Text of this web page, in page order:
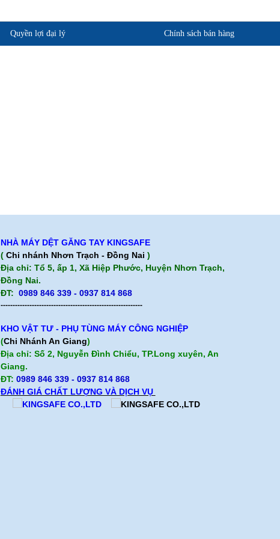
Quyền lợi đại lý Chính sách bán hàng
NHÀ MÁY DỆT GĂNG TAY KINGSAFE
( Chi nhánh Nhơn Trạch - Đồng Nai )
Địa chỉ: Tổ 5, ấp 1, Xã Hiệp Phước, Huyện Nhơn Trạch,
Đồng Nai.
ĐT: 0989 846 339 - 0937 814 868
-----------------------------------------------------------
KHO VẬT TƯ - PHỤ TÙNG MÁY CÔNG NGHIỆP
(Chi Nhánh An Giang)
Địa chỉ: Số 2, Nguyễn Đình Chiểu, TP.Long xuyên, An
Giang.
ĐT: 0989 846 339 - 0937 814 868
ĐÁNH GIÁ CHẤT LƯỢNG VÀ DỊCH VỤ